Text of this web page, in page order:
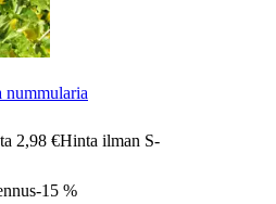
nummularia
2,98 €Hinta ilman S-
-15 %